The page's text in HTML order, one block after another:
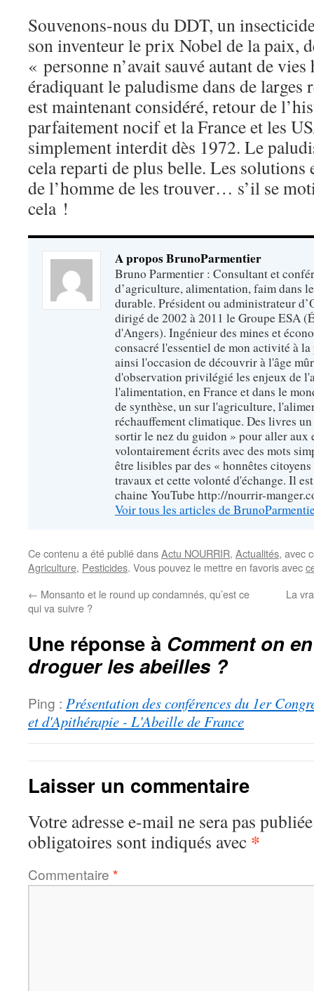
Souvenons-nous du DDT, un
son inventeur le prix Nobel de la paix,
« personne n’avait sauvé autant de
éradiquant le paludisme dans de
est maintenant considéré, retour de
parfaitement nocif et la France et les
simplement interdit dès 1972. Le
cela reparti de plus belle. Les solutions
de l’homme de les trouver… s’il se
cela !
A propos BrunoParmentier
Bruno Parmentier : Consultant et
d’agriculture, alimentation, faim dans
durable. Président ou administrateur
dirigé de 2002 à 2011 le Groupe ESA
d'Angers). Ingénieur des mines et
consacré l'essentiel de mon activité à
ainsi l'occasion de découvrir à l'âge
d'observation privilégié les enjeux de
l'alimentation, en France et dans le
de synthèse, un sur l'agriculture,
réchauffement climatique. Des livres
sortir le nez du guidon » pour aller aux
volontairement écrits avec des mots
être lisibles par des « honnêtes
travaux et cette volonté d'échange. Il
chaine YouTube http://nourrir-
Voir tous les articles de
Ce contenu a été publié dansActu NOURRIR, Actualités, avec
Agriculture, Pesticides. Vous pouvez le mettre en favoris avec
← Monsanto et le round up condamnés, qu’est ce
qui va suivre ?
La
Une réponse à Comment on
droguer les abeilles ?
Ping : Présentation des conférences du 1er
et d'Apithérapie - L'Abeille de France
Laisser un commentaire
Votre adresse e-mail ne sera pas
obligatoires sont indiqués avec *
Commentaire *